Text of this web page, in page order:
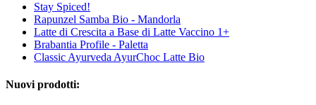
Stay Spiced!
Rapunzel Samba Bio - Mandorla
Latte di Crescita a Base di Latte Vaccino 1+
Brabantia Profile - Paletta
Classic Ayurveda AyurChoc Latte Bio
Nuovi prodotti: